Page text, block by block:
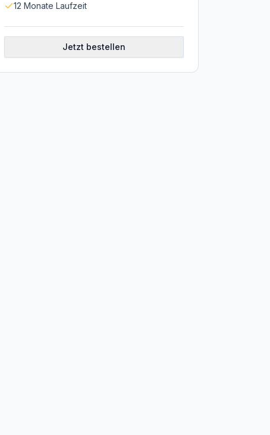
12 Monate Laufzeit
Jetzt bestellen